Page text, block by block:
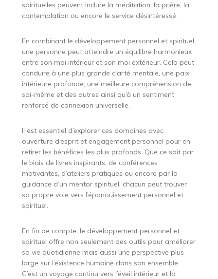
spirituelles peuvent inclure la méditation, la prière, la
contemplation ou encore le service désintéressé.
En combinant le développement personnel et spirituel,
une personne peut atteindre un équilibre harmonieux
entre son moi intérieur et son moi extérieur. Cela peut
conduire à une plus grande clarté mentale, une paix
intérieure profonde, une meilleure compréhension de
soi-même et des autres ainsi qu’à un sentiment
renforcé de connexion universelle.
Il est essentiel d’explorer ces domaines avec
ouverture d’esprit et engagement personnel pour en
retirer les bénéfices les plus profonds. Que ce soit par
le biais de livres inspirants, de conférences
motivantes, d’ateliers pratiques ou encore par la
guidance d’un mentor spirituel, chacun peut trouver
sa propre voie vers l’épanouissement personnel et
spirituel.
En fin de compte, le développement personnel et
spirituel offre non seulement des outils pour améliorer
sa vie quotidienne mais aussi une perspective plus
large sur l’existence humaine dans son ensemble.
C’est un voyage continu vers l’éveil intérieur et la